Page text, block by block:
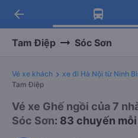
Tải app
Nhận ưu đãi
Tải app Vexere
-30k/ghế khi đặt
arrow_back
Tam Điệp Sóc Sơn
Vé xe khách xe đi Hà Nội từ Ninh
Tam Điệp
Vé xe Ghế ngồi của 7
Sóc Sơn: 83 chuyến